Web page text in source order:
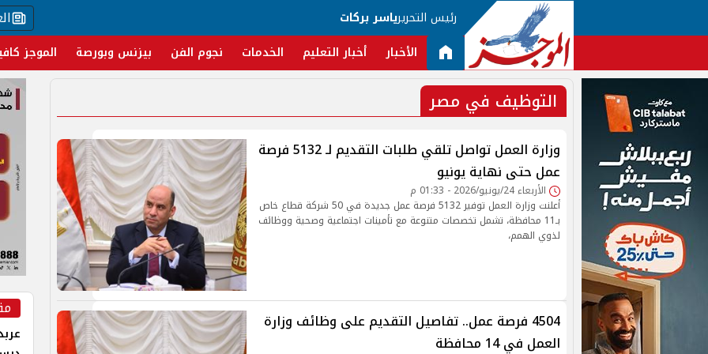
رئيس التحريرياسر بركات
الأخبار أخبار التعليم الخدمات نجوم الفن بيزنس وبورصة الموجز
التوظيف في مصر
وزارة العمل تواصل تلقي طلبات التقديم لـ 5132 فرصة
عمل حتى نهاية يونيو
الأربعاء 24/يونيو/2026 - 01:33 م
أعلنت وزارة العمل توفير 5132 فرصة عمل جديدة في 50 شركة قطاع خاص
بـ11 محافظة، تشمل تخصصات متنوعة مع تأمينات اجتماعية وصحية ووظائف
لذوي الهمم،
4504 فرصة عمل.. تفاصيل التقديم على وظائف وزارة
العمل في 14 محافظة